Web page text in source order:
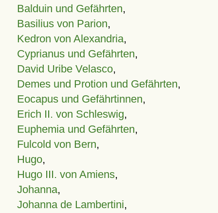
Balduin und Gefährten,
Basilius von Parion,
Kedron von Alexandria,
Cyprianus und Gefährten,
David Uribe Velasco,
Demes und Protion und Gefährten,
Eocapus und Gefährtinnen,
Erich II. von Schleswig,
Euphemia und Gefährten,
Fulcold von Bern,
Hugo,
Hugo III. von Amiens,
Johanna,
Johanna de Lambertini,